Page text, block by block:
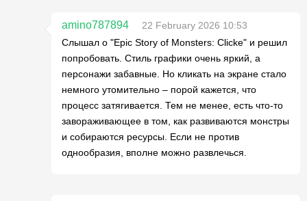
amino787894
22 February 2026 10:53
Слышал о "Epic Story of Monsters: Clicke" и решил
попробовать. Стиль графики очень яркий, а
персонажи забавные. Но кликать на экране стало
немного утомительно – порой кажется, что
процесс затягивается. Тем не менее, есть что-то
завораживающее в том, как развиваются монстры
и собираются ресурсы. Если не против
однообразия, вполне можно развлечься.